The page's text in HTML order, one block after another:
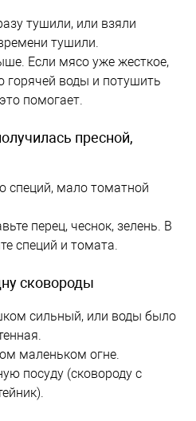
тушили, или взяли
тушили.
Если мясо уже жесткое,
воды и потушить
помогает.
пресной,
специй, мало томатной
перец, чеснок, зелень. В
специй и томата.
сковороды
сильный, или воды было
маленьком огне.
посуду (сковороду с